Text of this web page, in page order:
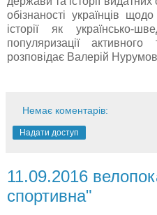
обізнаності українців
історії як українсько-
популяризації
розповідає Валерій
Немає коментарів:
Надати доступ
11.09.2016
спортивна"